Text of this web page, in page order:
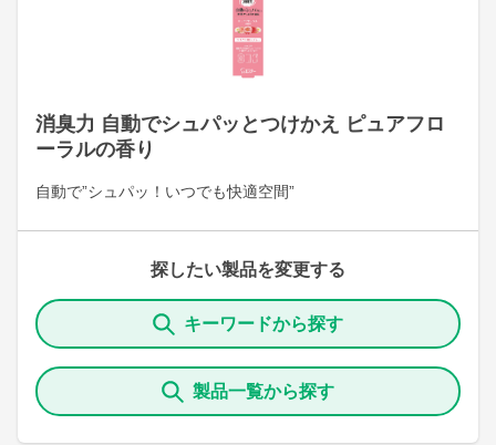
消臭力 自動でシュパッとつけかえ ピュアフロ
ーラルの香り
自動で”シュパッ！いつでも快適空間”
探したい製品を変更する
キーワードから探す
製品一覧から探す